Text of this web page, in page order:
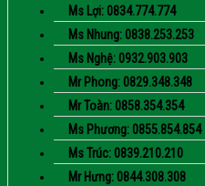
Ms Lợi: 0834.774.774
Ms Nhung: 0838.253.253
Ms Nghệ: 0932.903.903
Mr Phong: 0829.348.348
Mr Toàn: 0858.354.354
Ms Phương: 0855.854.854
Ms Trúc: 0839.210.210
Mr Hưng: 0844.308.308